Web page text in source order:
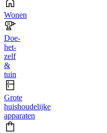
Wonen
Doe-
het-
zelf
&
tuin
Grote
huishoudelijke
apparaten